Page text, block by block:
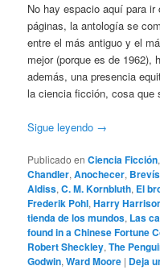
No hay espacio aquí para
páginas, la antología se
entre el más antiguo y el
mejor (porque es de 1962),
además, una presencia
la ciencia ficción, cosa que
Sigue leyendo →
Publicado en Ciencia Ficción,
Chandler,Anochecer,
Aldiss,C. M. Kornbluth, El
Frederik Pohl,Harry
tienda de los mundos, Las
found in a Chinese Fortune
Robert Sheckley,The
Godwin,Ward Moore | Deja